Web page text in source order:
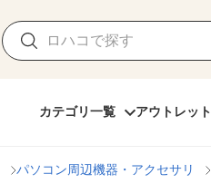
カテゴリ一覧 アウトレット
パソコン周辺機器・アクセサリ